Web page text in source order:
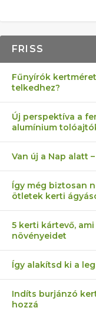
FRISS
Fűnyírók
telkedhez?
Új perspektíva a
alumínium
Van új a Nap alatt
Így még biztosan
ötletek kerti
5 kerti kártevő,
növényeidet
Így alakítsd ki a
Indíts burjánzó
hozzá